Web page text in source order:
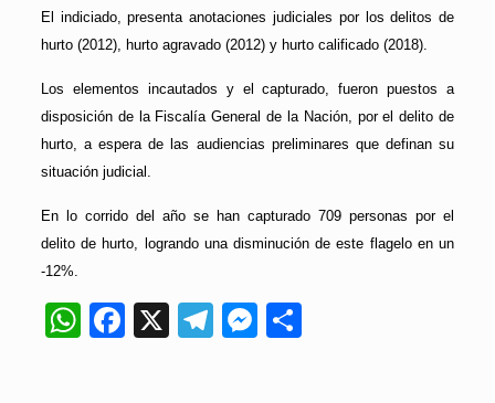
El indiciado, presenta anotaciones judiciales por los delitos de
hurto (2012), hurto agravado (2012) y hurto calificado (2018).
Los elementos incautados y el capturado, fueron puestos a
disposición de la Fiscalía General de la Nación, por el delito de
hurto, a espera de las audiencias preliminares que definan su
situación judicial.
En lo corrido del año se han capturado 709 personas por el
delito de hurto, logrando una disminución de este flagelo en un
-12%.
WhatsApp
Facebook
X Telegram
Messenger